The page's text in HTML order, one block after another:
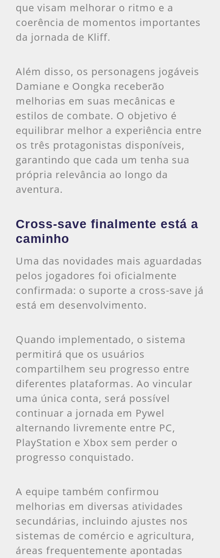
que visam melhorar o ritmo e a
coerência de momentos importantes
da jornada de Kliff.
Além disso, os personagens jogáveis
Damiane e Oongka receberão
melhorias em suas mecânicas e
estilos de combate. O objetivo é
equilibrar melhor a experiência entre
os três protagonistas disponíveis,
garantindo que cada um tenha sua
própria relevância ao longo da
aventura.
Cross-save finalmente está a
caminho
Uma das novidades mais aguardadas
pelos jogadores foi oficialmente
confirmada: o suporte a cross-save já
está em desenvolvimento.
Quando implementado, o sistema
permitirá que os usuários
compartilhem seu progresso entre
diferentes plataformas. Ao vincular
uma única conta, será possível
continuar a jornada em Pywel
alternando livremente entre PC,
PlayStation e Xbox sem perder o
progresso conquistado.
A equipe também confirmou
melhorias em diversas atividades
secundárias, incluindo ajustes nos
sistemas de comércio e agricultura,
áreas frequentemente apontadas